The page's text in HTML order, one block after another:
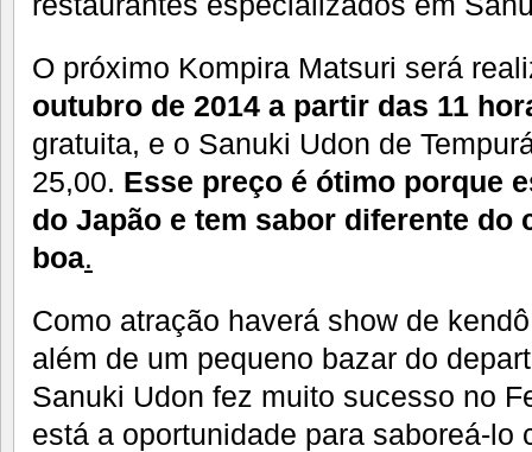
O próximo Kompira Matsuri será
outubro de 2014 a partir das 11
gratuita, e o Sanuki Udon de
25,00. Esse preço é ótimo porque
do Japão e tem sabor diferente do
boa.
Como atração haverá show de
além de um pequeno bazar do
Sanuki Udon fez muito sucesso no
está a oportunidade para saboreá-lo